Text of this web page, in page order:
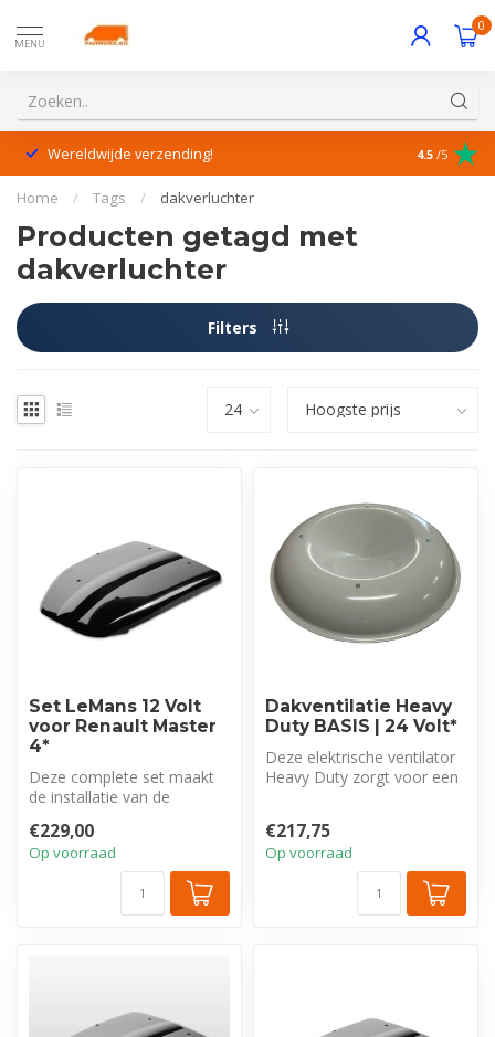
MENU
0
Wereldwijde verzending! 4.5 /5
Home / Tags / dakverluchter
Producten getagd met
dakverluchter
Filters
Set LeMans 12 Volt
voor Renault Master
4*
Deze complete set maakt
de installatie van de
elektrische d...
€229,00
Op voorraad
Dakventilatie Heavy
Duty BASIS | 24 Volt*
Deze elektrische ventilator
Heavy Duty zorgt voor een
€217,75
Op voorraad